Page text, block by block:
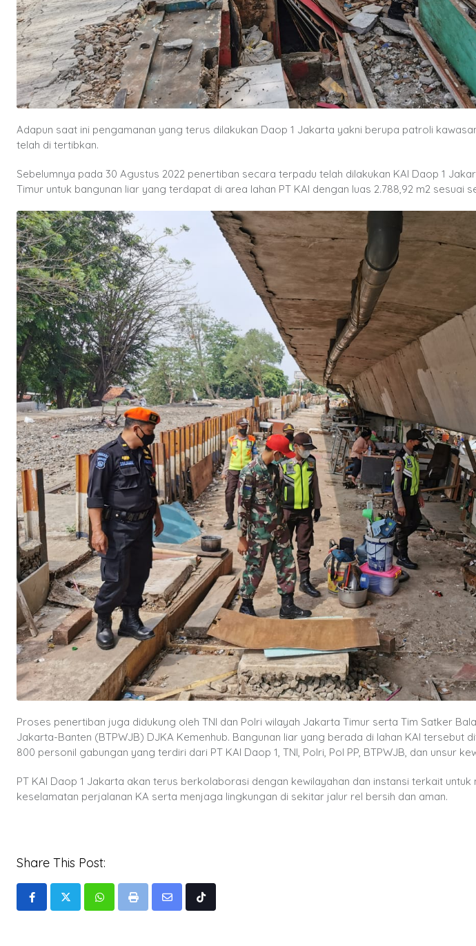
Adapun saat ini pengamanan yang terus dilakukan Daop 1 Jakarta yakni berupa patroli
telah di tertibkan.
Sebelumnya pada 30 Agustus 2022 penertiban secara terpadu telah dilakukan KAI Daop 1
Timur untuk bangunan liar yang terdapat di area lahan PT KAI dengan luas 2.788,92 m2 sesuai
Proses penertiban juga didukung oleh TNI dan Polri wilayah Jakarta Timur serta Tim Satker
Jakarta-Banten (BTPWJB) DJKA Kemenhub. Bangunan liar yang berada di lahan KAI tersebut
800 personil gabungan yang terdiri dari PT KAI Daop 1, TNI, Polri, Pol PP, BTPWJB, dan unsur
PT KAI Daop 1 Jakarta akan terus berkolaborasi dengan kewilayahan dan instansi terkait
keselamatan perjalanan KA serta menjaga lingkungan di sekitar jalur rel bersih dan aman.
Share This Post:
WhatsappPrint
Share
Tiktok